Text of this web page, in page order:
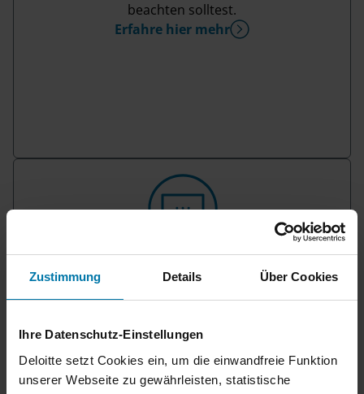
Zustimmung Details Über Cookies
Ihre Datenschutz-Einstellungen
Deloitte setzt Cookies ein, um die einwandfreie Funktion
unserer Webseite zu gewährleisten, statistische
beachten solltest.
Erfahre hier mehr
Du hast noch Fragen?
Hier findest du unsere Bewerbungs-FAQs, in
werden.
Bewerbungs-FAQs